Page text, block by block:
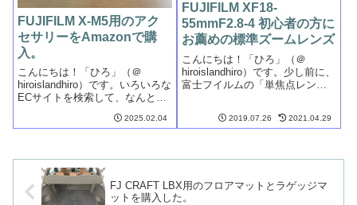
FUJIFILM X-M5用のアク
セサリーをAmazonで購
入。
こんにちは！「ひろ」（＠
hiroislandhiro）です。いろいろな
ECサイトを検索して、なんとか
入手できました。カメラ注文と
も、やっと全...
2025.02.04
FUJIFILM XF18-
55mmF2.8-4 初心者の方に
お薦めの標準ズームレンズ
こんにちは！「ひろ」（＠
hiroislandhiro）です。少し前に、
富士フイルムの「単焦点レン
たい。」「ご家族の記念日やイ
ンパ...
2019.07.26 2021.04.29
FJ CRAFT LBX用のフロアマットとラゲッジマ
ットを購入した。